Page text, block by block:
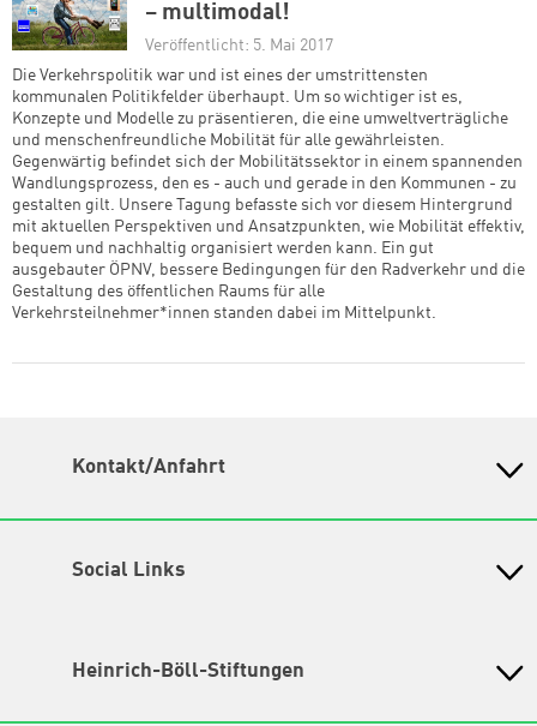
– multimodal!
Veröffentlicht: 5. Mai 2017
Die Verkehrspolitik war und ist eines der umstrittensten
kommunalen Politikfelder überhaupt. Um so wichtiger ist es,
Konzepte und Modelle zu präsentieren, die eine umweltverträgliche
und menschenfreundliche Mobilität für alle gewährleisten.
Gegenwärtig befindet sich der Mobilitätssektor in einem spannenden
Wandlungsprozess, den es - auch und gerade in den Kommunen - zu
gestalten gilt. Unsere Tagung befasste sich vor diesem Hintergrund
mit aktuellen Perspektiven und Ansatzpunkten, wie Mobilität effektiv,
bequem und nachhaltig organisiert werden kann. Ein gut
ausgebauter ÖPNV, bessere Bedingungen für den Radverkehr und die
Gestaltung des öffentlichen Raums für alle
Verkehrsteilnehmer*innen standen dabei im Mittelpunkt.
Kontakt/Anfahrt
80331 München
Tel. 089/ 24 22 67 30
Social Links
TikTok
Heinrich-Böll-Stiftungen